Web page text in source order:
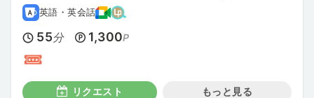
英語・英会話
55分 1,300P
リクエスト もっと見る